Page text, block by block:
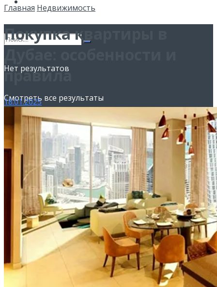
Нет результатов
Смотреть все результаты
Главная Недвижимость
Покупка квартиры в
правила
18.01.2025